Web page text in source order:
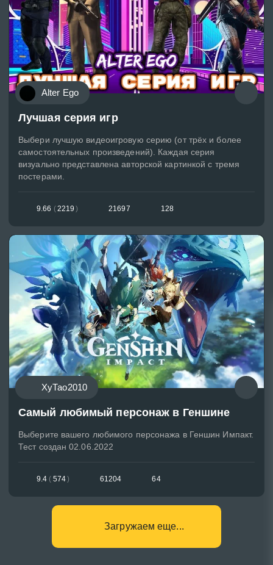
Alter Ego
Лучшая серия игр
Выбери лучшую видеоигровую серию (от трёх и более
самостоятельных произведений). Каждая серия
визуально представлена авторской картинкой с тремя
постерами.
9.66 (2219 ) 21697 128
ХуТао2010
Самый любимый персонаж в Геншине
Выберите вашего любимого персонажа в Геншин Импакт.
Тест создан 02.06.2022
9.4 ( 574) 61204 64
Загружаем еще...